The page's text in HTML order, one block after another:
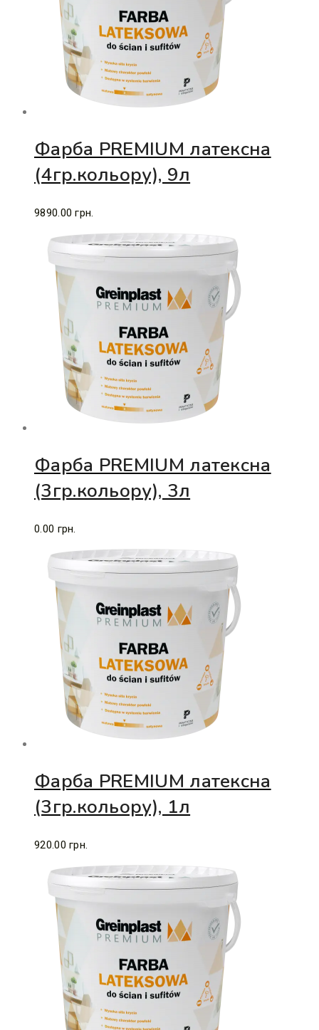
Фарба PREMIUM латексна
(4гр.кольору), 9л
9890.00 грн.
Фарба PREMIUM латексна
(3гр.кольору), 3л
0.00 грн.
Фарба PREMIUM латексна
(3гр.кольору), 1л
920.00 грн.